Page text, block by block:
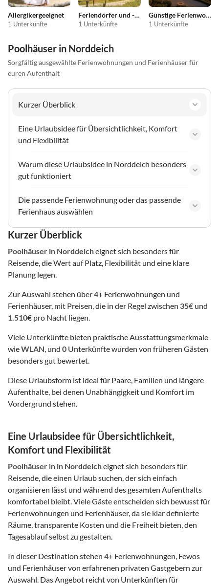
Allergikergeeignet
1 Unterkünfte
Feriendörfer und -anlagen
1 Unterkünfte
Günstige Ferienwohnungen
1 Unterkünfte
Poolhäuser in Norddeich
Sorgfältig ausgewählte Ferienwohnungen und Ferienhäuser für
euren Aufenthalt
Kurzer Überblick
Eine Urlaubsidee für Übersichtlichkeit, Komfort
und Flexibilität
Warum diese Urlaubsidee in Norddeich besonders
gut funktioniert
Die passende Ferienwohnung oder das passende
Ferienhaus auswählen
Kurzer Überblick
Poolhäuser in Norddeicheignet sich besonders für
Reisende, die Wert auf Platz, Flexibilität und eine klare
Planung legen.
Zur Auswahl stehen über4+ Ferienwohnungen und
Ferienhäuser, mit Preisen, die in der Regel zwischen 35€ und
1.510€ pro Nacht liegen.
Viele Unterkünfte bieten praktische Ausstattungsmerkmale
wieWLAN, und 0 Unterkünfte wurden von früheren Gästen
besonders gut bewertet.
Diese Urlaubsform ist ideal für Paare, Familien und längere
Aufenthalte, bei denen Unabhängigkeit und Komfort im
Vordergrund stehen.
Eine Urlaubsidee für Übersichtlichkeit,
Komfort und Flexibilität
Poolhäuser in in Norddeicheignet sich besonders für
Reisende, die einen Urlaub suchen, der sich einfach
organisieren lässt und während des gesamten Aufenthalts
komfortabel bleibt. Viele Gäste entscheiden sich bewusst für
Ferienwohnungen und Ferienhäuser, da sie klar definierte
Räume, transparente Kosten und die Freiheit bieten, den
Tagesablauf selbst zu gestalten.
In dieser Destination stehen 4+ Ferienwohnungen, Fewos
und Ferienhäuser von erfahrenen privaten Gastgebern zur
Auswahl. Das Angebot reicht von Unterkünften für